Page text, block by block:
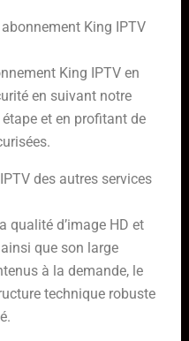
King IPTV
King IPTV en
en suivant notre
et en profitant de
des autres services
qualité d’image HD et
que son large
à la demande, le
technique robuste